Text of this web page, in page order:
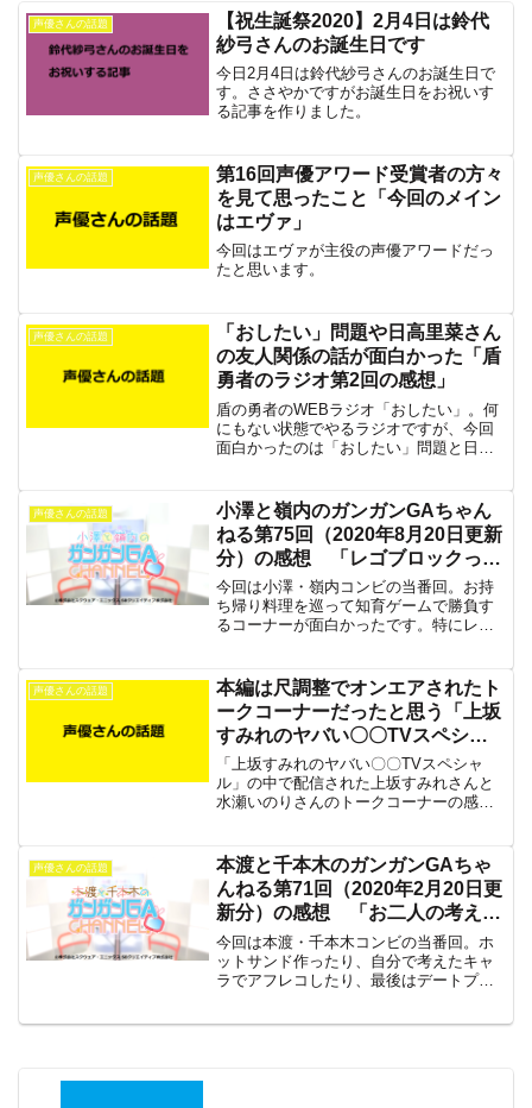
声優さんの話題
【祝生誕祭2020】2月4日は鈴代
紗弓さんのお誕生日です
今日2月4日は鈴代紗弓さんのお誕生日で
す。ささやかですがお誕生日をお祝いす
る記事を作りました。
声優さんの話題
第16回声優アワード受賞者の方々
を見て思ったこと「今回のメイン
はエヴァ」
今回はエヴァが主役の声優アワードだっ
たと思います。
声優さんの話題
「おしたい」問題や日高里菜さん
の友人関係の話が面白かった「盾
勇者のラジオ第2回の感想」
盾の勇者のWEBラジオ「おしたい」。何
にもない状態でやるラジオですが、今回
面白かったのは「おしたい」問題と日高
れだけでも聞く価値があると思います。
声優さんの話題
小澤と嶺内のガンガンGAちゃん
ねる第75回（2020年8月20日更新
分）の感想 「レゴブロックって
難しく奥が深い」
今回は小澤・嶺内コンビの当番回。お持
ち帰り料理を巡って知育ゲームで勝負す
るコーナーが面白かったです。特にレゴ
声優さんの話題
本編は尺調整でオンエアされたト
ークコーナーだったと思う「上坂
すみれのヤバい〇〇TVスペシャ
ル」の感想
「上坂すみれのヤバい〇〇TVスペシャ
ル」の中で配信された上坂すみれさんと
水瀬いのりさんのトークコーナーの感想
声優さんの話題
本渡と千本木のガンガンGAちゃ
んねる第71回（2020年2月20日更
新分）の感想 「お二人の考えた
デートプランは?」
今回は本渡・千本木コンビの当番回。ホ
ットサンド作ったり、自分で考えたキャ
ラでアフレコしたり、最後はデートプラ